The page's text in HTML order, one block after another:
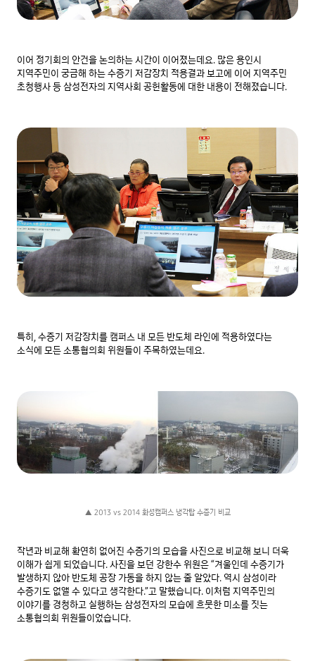
이어 정기회의 안건을 논의하는 시간이 이어졌는데요. 많은 용인시
지역주민이 궁금해 하는 수증기 저감장치 적용결과 보고에 이어 지역주민
초청행사 등 삼성전자의 지역사회 공헌활동에 대한 내용이 전해졌습니다.
특히, 수증기 저감장치를 캠퍼스 내 모든 반도체 라인에 적용하였다는
소식에 모든 소통협의회 위원들이 주목하였는데요.
▲ 2013 vs 2014 화성캠퍼스 냉각탑 수증기 비교
작년과 비교해 확연히 없어진 수증기의 모습을 사진으로 비교해 보니 더욱
이해가 쉽게 되었습니다. 사진을 보던 강한수 위원은 “겨울인데 수증기가
발생하지 않아 반도체 공장 가동을 하지 않는 줄 알았다. 역시 삼성이라
수증기도 없앨 수 있다고 생각한다.”고 말했습니다. 이처럼 지역주민의
이야기를 경청하고 실행하는 삼성전자의 모습에 흐뭇한 미소를 짓는
소통협의회 위원들이었습니다.